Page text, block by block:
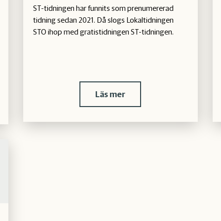
ST-tidningen har funnits som prenumererad
tidning sedan 2021. Då slogs Lokaltidningen
STO ihop med gratistidningen ST-tidningen.
Läs mer